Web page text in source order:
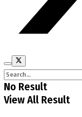
No Result
View All Result